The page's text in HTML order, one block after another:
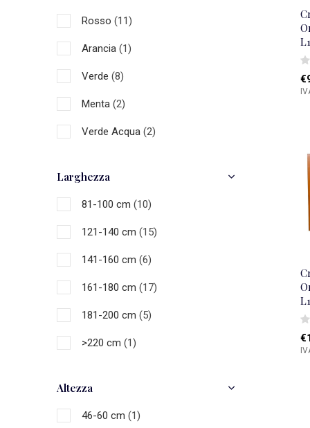
Rosso (11)
Arancia (1)
Verde (8)
Menta (2)
Verde Acqua (2)
Multicolore
Larghezza
81-100 cm (10)
121-140 cm (15)
141-160 cm (6)
161-180 cm (17)
181-200 cm (5)
>220 cm (1)
Altezza
46-60 cm (1)